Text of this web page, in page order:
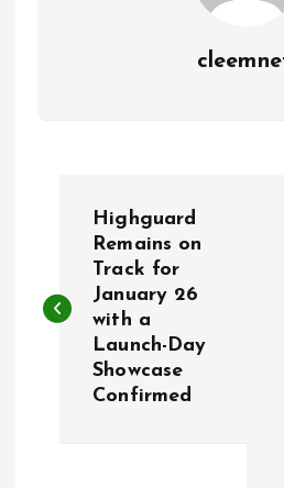
s
Highguard
Remains on
Track for
January 26
with a
Launch-Day
Showcase
Confirmed